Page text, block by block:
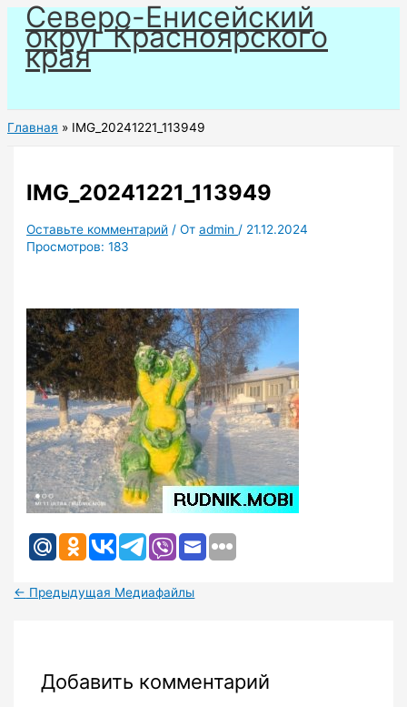
Перейти
содержимому
Северо-Енисейский
округ Красноярского
края
Главная IMG_20241221_113949
IMG_20241221_113949
Оставьте комментарий / Отadmin / 21.12.2024
Просмотров: 183
← Предыдущая Медиафайлы
Добавить комментарий